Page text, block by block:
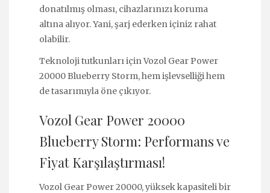
donatılmış olması, cihazlarınızı koruma
altına alıyor. Yani, şarj ederken içiniz rahat
olabilir.
Teknoloji tutkunları için Vozol Gear Power
20000 Blueberry Storm, hem işlevselliği hem
de tasarımıyla öne çıkıyor.
Vozol Gear Power 20000
Blueberry Storm: Performans ve
Fiyat Karşılaştırması!
Vozol Gear Power 20000, yüksek kapasiteli bir